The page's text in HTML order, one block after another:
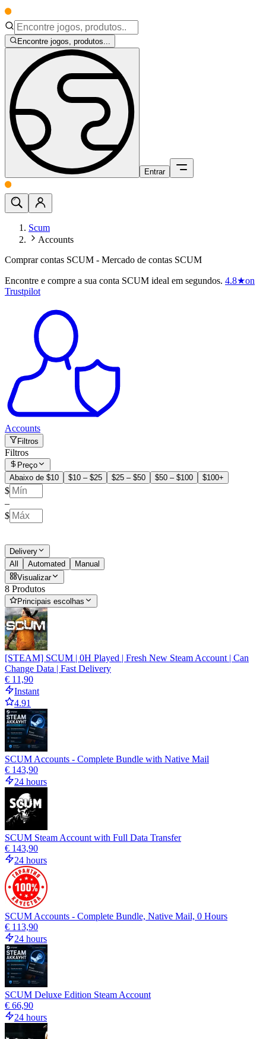
Encontre jogos, produtos...
Entrar
Scum
Accounts
Comprar contas SCUM - Mercado de contas SCUM
Encontre e compre a sua conta SCUM ideal em segundos. 4.8★on
Trustpilot
Accounts
Filtros
Filtros
Preço
Abaixo de $10
$10 – $25 $25 – $50 $50 – $100 $100+
$
–
$
Delivery
All
Automated
Manual
Visualizar
8 Produtos
Principais escolhas
[STEAM] SCUM | 0H Played | Fresh New Steam Account | Can
Change Data | Fast Delivery
€ 11,90
Instant
4.91
SCUM Accounts - Complete Bundle with Native Mail
€ 143,90
24 hours
SCUM Steam Account with Full Data Transfer
€ 143,90
24 hours
SCUM Accounts - Complete Bundle, Native Mail, 0 Hours
€ 113,90
24 hours
SCUM Deluxe Edition Steam Account
€ 66,90
24 hours